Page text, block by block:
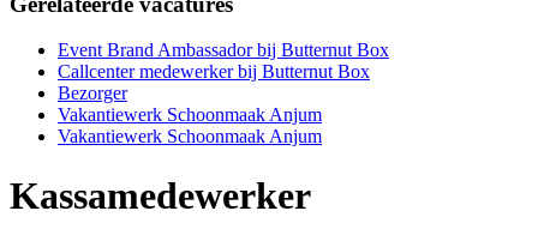
Event Brand Ambassador bij Butternut Box
Callcenter medewerker bij Butternut Box
Bezorger
Vakantiewerk Schoonmaak Anjum
Vakantiewerk Schoonmaak Anjum
Kassamedewerker